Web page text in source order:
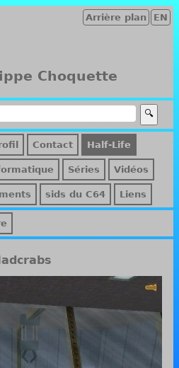
EN
Arrière plan
Choquette
Contact Half-Life
Séries Vidéos
sids du C64 Liens